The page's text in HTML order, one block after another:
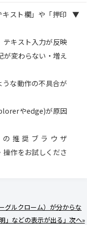
スト欄」や「押印
テキスト入力が反映
が変わらない・増え
うな動作の不具合が
やedge)が原因
推奨ブラウザ
操作をお試しくださ
グルクローム）が分からな
」などの表示が出る」次へ»